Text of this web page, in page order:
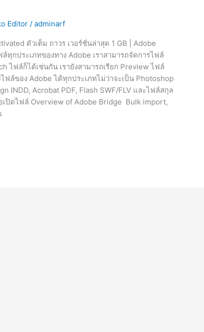
Editor /adminarf
ตัวเต็ม ถาวร เวอร์ชั่นล่าสุด 1 GB | Adobe
กประเภทของทาง Adobe เราสามารถจัดการไฟล์
ไฟล์ก็ได้เช่นกัน เรายังสามารถเรียก Preview ไฟล์
ล์ของ Adobe ได้ทุกประเภทไม่ว่าจะเป็น Photoshop
INDD, Acrobat PDF, Flash SWF/FLV และไฟล์สกุล
ปิดไฟล์ Overview of Adobe Bridge Bulk import,